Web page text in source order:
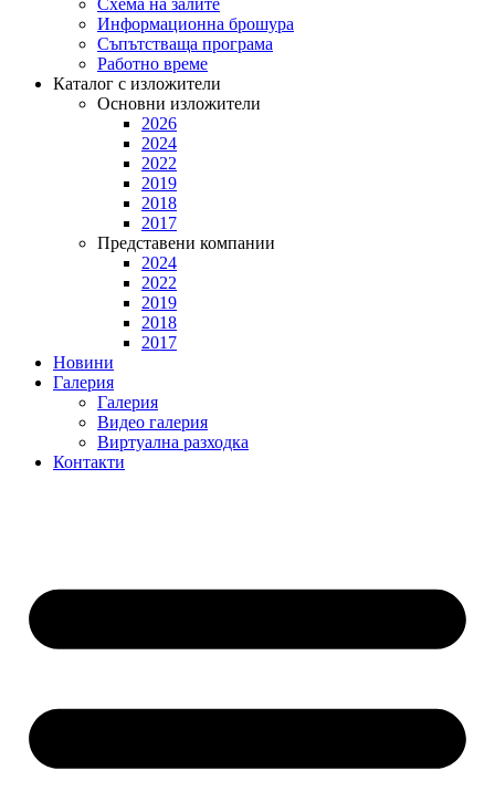
Схема на залите
Информационна брошура
Съпътстваща програма
Работно време
Каталог с изложители
Основни изложители
2026
2024
2022
2019
2018
2017
Представени компании
2024
2022
2019
2018
2017
Новини
Галерия
Галерия
Видео галерия
Виртуална разходка
Контакти